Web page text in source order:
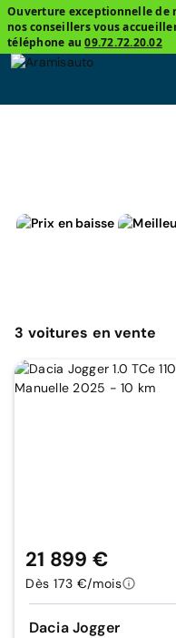
Ouverture exceptionnelle de
nos conseillers vous
téléphone au09.72.72.20.02
3 voitures en vente
Dacia Jogger
21 899 €
Dès 173 €/mois